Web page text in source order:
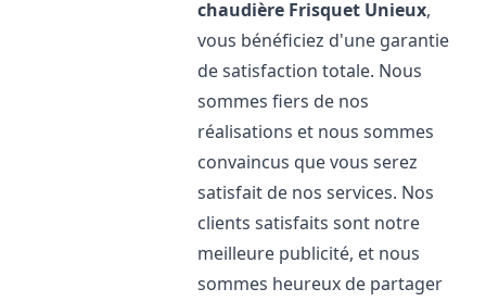
chaudière Frisquet Unieux,
vous bénéficiez d'une garantie
de satisfaction totale. Nous
sommes fiers de nos
réalisations et nous sommes
convaincus que vous serez
satisfait de nos services. Nos
clients satisfaits sont notre
meilleure publicité, et nous
sommes heureux de partager